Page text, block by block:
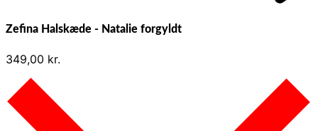
Zefina Halskæde - Natalie forgyldt
349,00 kr.